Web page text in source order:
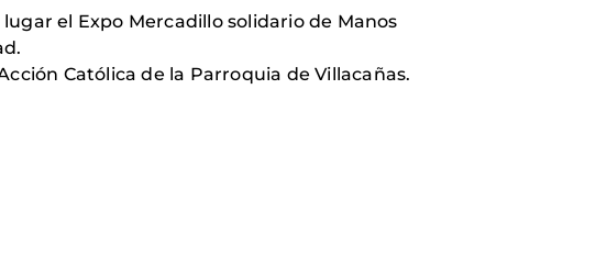
el Expo Mercadillo solidario de Manos
Católica de la Parroquia de Villacañas.